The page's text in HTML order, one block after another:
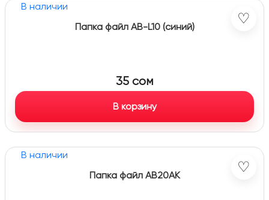
В наличии
♡
Папка файл AB-L10 (синий)
35 сом
В корзину
В наличии
♡
Папка файл AB20AK